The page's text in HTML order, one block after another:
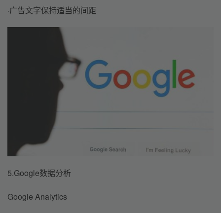
·广告文字保持适当的间距
5.Google数据分析
Google Analytics